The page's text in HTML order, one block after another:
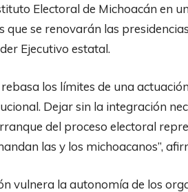
Electoral de Michoacán en
se renovarán las
Ejecutivo estatal.
los límites de una
Dejar sin la integración
del proceso electoral
las y los michoacanos”,
vulnera la autonomía de los